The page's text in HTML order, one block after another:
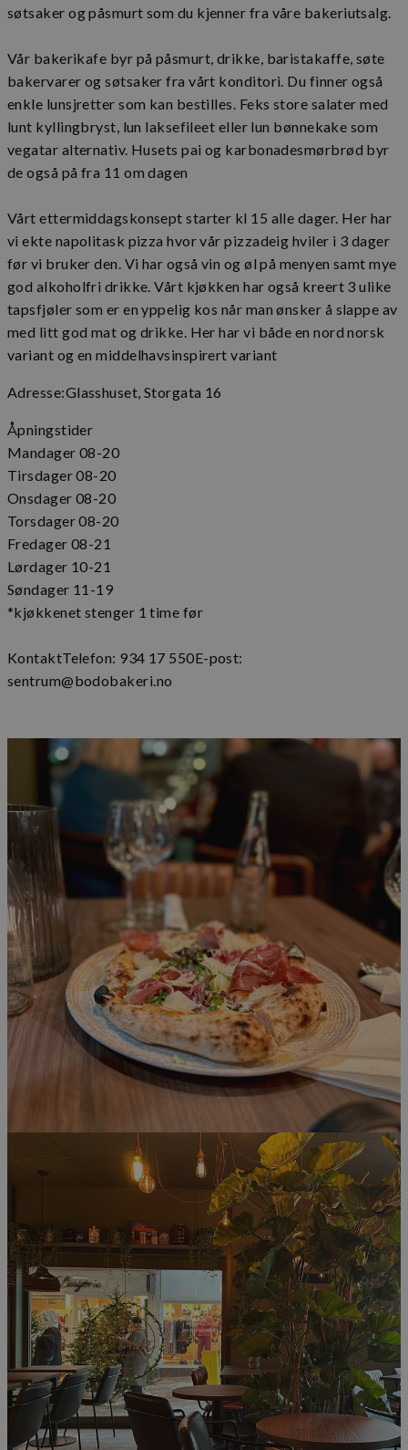
søtsaker og påsmurt som du kjenner fra våre bakeriutsalg.
Vår bakerikafe byr på påsmurt, drikke, baristakaffe, søte
bakervarer og søtsaker fra vårt konditori. Du finner også
enkle lunsjretter som kan bestilles. Feks store salater med
lunt kyllingbryst, lun laksefileet eller lun bønnekake som
vegatar alternativ. Husets pai og karbonadesmørbrød byr
de også på fra 11 om dagen
Vårt ettermiddagskonsept starter kl 15 alle dager. Her har
vi ekte napolitask pizza hvor vår pizzadeig hviler i 3 dager
før vi bruker den. Vi har også vin og øl på menyen samt mye
god alkoholfri drikke. Vårt kjøkken har også kreert 3 ulike
tapsfjøler som er en yppelig kos når man ønsker å slappe av
med litt god mat og drikke. Her har vi både en nord norsk
variant og en middelhavsinspirert variant
Adresse:Glasshuset, Storgata 16
Åpningstider
Mandager 08-20
Tirsdager 08-20
Onsdager 08-20
Torsdager 08-20
Fredager 08-21
Lørdager 10-21
Søndager 11-19
*kjøkkenet stenger 1 time før
KontaktTelefon: 934 17 550E-post:
sentrum@bodobakeri.no